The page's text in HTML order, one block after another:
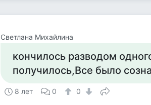
Светлана Михайлина
кончилось разводом
получилось,Все было
8 лет 0 0